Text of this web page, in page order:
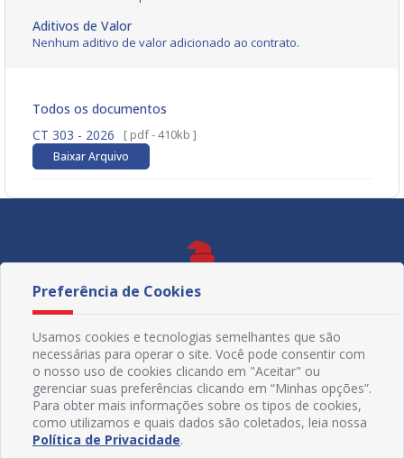
Aditivos de Valor
Nenhum aditivo de valor adicionado ao contrato.
Todos os documentos
CT 303 - 2026
[ pdf - 410kb ]
Baixar Arquivo
Preferência de Cookies
Usamos cookies e tecnologias semelhantes que são
necessárias para operar o site. Você pode consentir com
o nosso uso de cookies clicando em "Aceitar" ou
gerenciar suas preferências clicando em “Minhas opções”.
Para obter mais informações sobre os tipos de cookies,
como utilizamos e quais dados são coletados, leia nossa
Política de Privacidade.